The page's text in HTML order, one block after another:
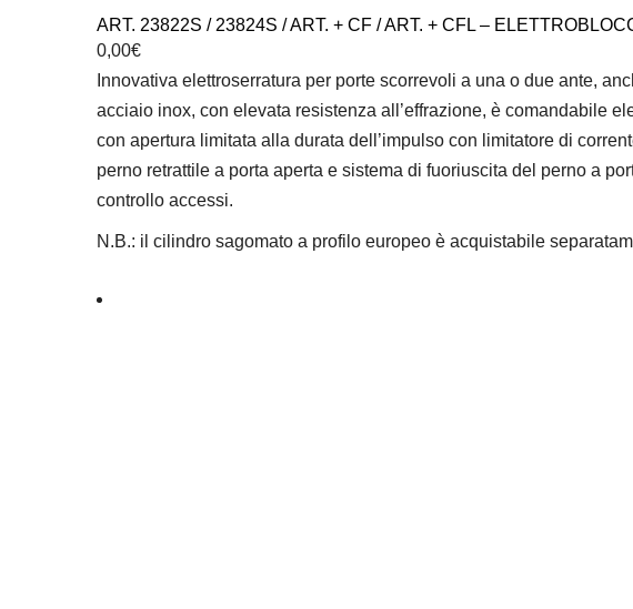
ART. 23822S / 23824S / ART. + CF / ART. + CFL –
0,00€
Innovativa elettroserratura per porte scorrevoli a una o due ante,
acciaio inox, con elevata resistenza all’effrazione, è comandabile
con apertura limitata alla durata dell’impulso con limitatore di
perno retrattile a porta aperta e sistema di fuoriuscita del perno a
controllo accessi.
N.B.: il cilindro sagomato a profilo europeo è acquistabile